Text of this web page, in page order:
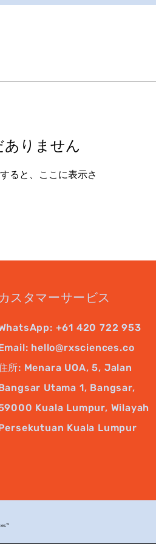
りません
ると、ここに表示さ
カスタマーサービス
+61 420 722 953
hello@rxsciences.co
所: Menara UOA, 5, Jalan
Utama 1, Bangsar,
Kuala Lumpur, Wilayah
Kuala Lumpur